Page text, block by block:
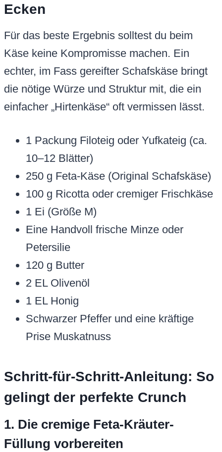
Ecken
Für das beste Ergebnis solltest du beim
Käse keine Kompromisse machen. Ein
echter, im Fass gereifter Schafskäse bringt
die nötige Würze und Struktur mit, die ein
einfacher „Hirtenkäse“ oft vermissen lässt.
1 Packung Filoteig oder Yufkateig (ca.
10–12 Blätter)
250 g Feta-Käse (Original Schafskäse)
100 g Ricotta oder cremiger Frischkäse
1 Ei (Größe M)
Eine Handvoll frische Minze oder
Petersilie
120 g Butter
2 EL Olivenöl
1 EL Honig
Schwarzer Pfeffer und eine kräftige
Prise Muskatnuss
Schritt-für-Schritt-Anleitung: So
gelingt der perfekte Crunch
1. Die cremige Feta-Kräuter-
Füllung vorbereiten